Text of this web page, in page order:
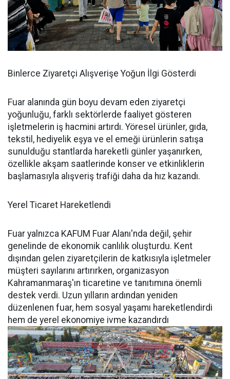
Binlerce Ziyaretçi Alışverişe Yoğun İlgi Gösterdi
Fuar alanında gün boyu devam eden ziyaretçi
yoğunluğu, farklı sektörlerde faaliyet gösteren
işletmelerin iş hacmini artırdı. Yöresel ürünler, gıda,
tekstil, hediyelik eşya ve el emeği ürünlerin satışa
sunulduğu stantlarda hareketli günler yaşanırken,
özellikle akşam saatlerinde konser ve etkinliklerin
başlamasıyla alışveriş trafiği daha da hız kazandı.
Yerel Ticaret Hareketlendi
Fuar yalnızca KAFUM Fuar Alanı'nda değil, şehir
genelinde de ekonomik canlılık oluşturdu. Kent
dışından gelen ziyaretçilerin de katkısıyla işletmeler
müşteri sayılarını artırırken, organizasyon
Kahramanmaraş'ın ticaretine ve tanıtımına önemli
destek verdi. Uzun yılların ardından yeniden
düzenlenen fuar, hem sosyal yaşamı hareketlendirdi
hem de yerel ekonomiye ivme kazandırdı